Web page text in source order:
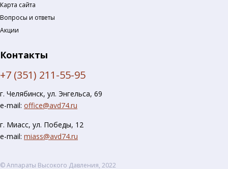
Карта сайта
Вопросы и ответы
Акции
Контакты
+7 (351) 211-55-95
г. Челябинск, ул. Энгельса, 69
e-mail: office@avd74.ru
г. Миасс, ул. Победы, 12
e-mail: miass@avd74.ru
© Аппараты Высокого Давления, 2022